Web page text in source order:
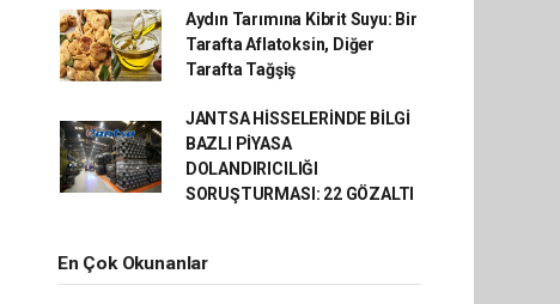
Aydın Tarımına Kibrit Suyu: Bir
Tarafta Aflatoksin, Diğer
Tarafta Tağşiş
JANTSA HİSSELERİNDE BİLGİ
BAZLI PİYASA
DOLANDIRICILIĞI
SORUŞTURMASI: 22 GÖZALTI
En Çok Okunanlar